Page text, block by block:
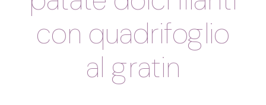
con quadrifoglio
al gratin